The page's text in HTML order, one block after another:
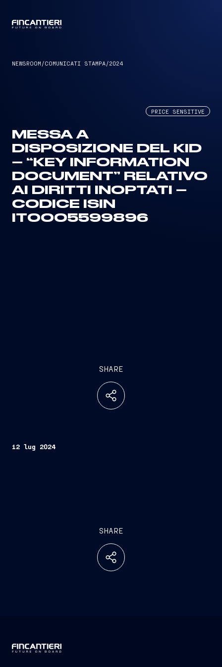
NEWSROOM /COMUNICATI STAMPA/2024
PRICE SENSITIVE
MESSA A
DISPOSIZIONE DEL KID
– “KEY INFORMATION
DOCUMENT” RELATIVO
AI DIRITTI INOPTATI –
CODICE ISIN
IT0005599896
SHARE
12 lug 2024
SHARE